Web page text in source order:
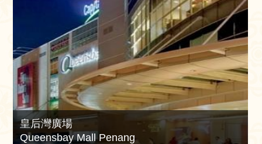
皇后灣廣場
Queensbay Mall Penang